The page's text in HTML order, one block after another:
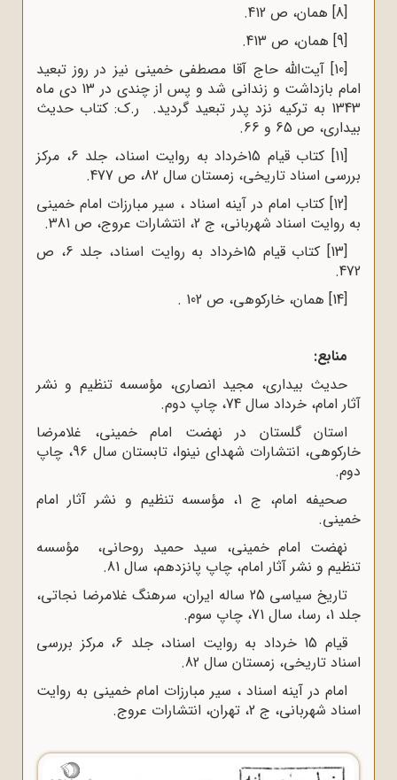
[8]
همان، ص 412
.
[9]
همان، ص 413
.
[10]
آیت‌الله حاج آقا مصطفى خمینى نیز در روز تبعید
امام بازداشت و زندانى شد و پس از چندى در 13 دى ماه
1343 به ترکیه نزد پدر تبعید گردید. ر.ک: کتاب حدیث
بیدارى، ص 65 و 66.
[11]
کتاب قیام 15خرداد به روایت اسناد، جلد 6، مرکز
بررسی اسناد تاریخی، زمستان سال 82، ص 477.
[12]
کتاب امام در آینه اسناد ، سیر مبارزات امام خمینی
به روایت اسناد شهربانی، ج 2، انتشارات عروج، ص 381.
[13]
کتاب قیام 15خرداد به روایت اسناد، جلد 6، ص
472.
[14]
همان، خارکوهی، ص 102 .
منابع:
حدیث بیدارى، مجید انصاری، مؤسسه تنظیم و نشر
آثار امام، خرداد سال 74، چاپ دوم
.
استان گلستان در نهضت امام خمینی، غلامرضا
خارکوهی، انتشارات شهدای نینوا، تابستان سال 96، چاپ
دوم.
صحیفه امام، ج ‌1، مؤسسه تنظیم و نشر آثار امام
خمینی.
نهضت امام خمینی، سید حمید روحانی، مؤسسه
تنظیم و نشر آثار امام، چاپ پانزدهم، سال 81
.
تاریخ سیاسی 25 ساله ایران، سرهنگ غلامرضا نجاتی،
جلد 1، رسا، سال 71، چاپ سوم
.
قیام 15 خرداد به روایت اسناد، جلد 6، مرکز بررسی
اسناد تاریخی، زمستان سال 82
.
امام در آینه اسناد ، سیر مبارزات امام خمینی به روایت
اسناد شهربانی، ج 2، تهران، انتشارات عروج.